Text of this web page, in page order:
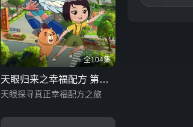
全104集
天眼归来之幸福配方 第二
季
天眼探寻真正幸福配方之旅